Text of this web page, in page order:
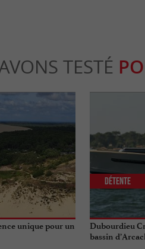
TESTÉ
unique pour un
Dubourdieu
bassin
Détente